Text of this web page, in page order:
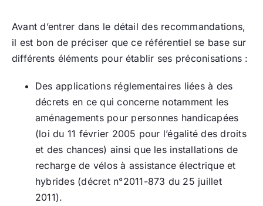
Avant d’entrer dans le détail des recommandations,
il est bon de préciser que ce référentiel se base sur
différents éléments pour établir ses préconisations :
Des applications réglementaires liées à des
décrets en ce qui concerne notamment les
aménagements pour personnes handicapées
(loi du 11 février 2005 pour l’égalité des droits
et des chances) ainsi que les installations de
recharge de vélos à assistance électrique et
hybrides (décret n°2011-873 du 25 juillet
2011).